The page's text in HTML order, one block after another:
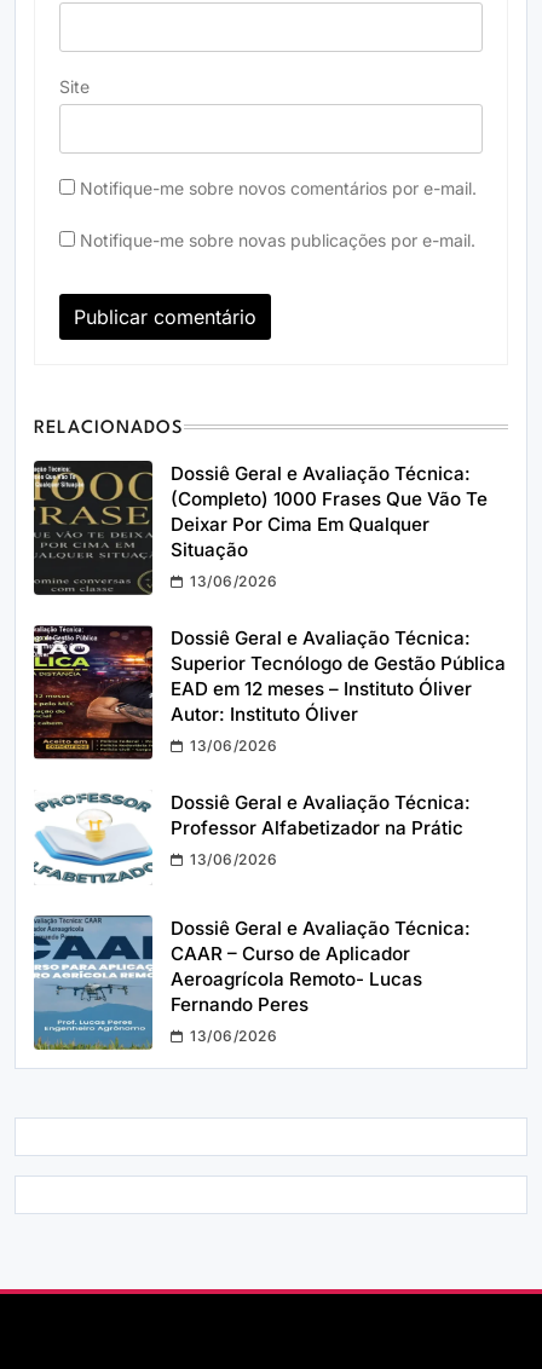
Site
Notifique-me sobre novos comentários por e-mail.
Notifique-me sobre novas publicações por e-mail.
RELACIONADOS
Dossiê Geral e Avaliação Técnica:
(Completo) 1000 Frases Que Vão Te
Deixar Por Cima Em Qualquer
Situação
13/06/2026
Dossiê Geral e Avaliação Técnica:
Superior Tecnólogo de Gestão Pública
EAD em 12 meses – Instituto Óliver
Autor: Instituto Óliver
13/06/2026
Dossiê Geral e Avaliação Técnica:
Professor Alfabetizador na Prátic
13/06/2026
Dossiê Geral e Avaliação Técnica:
CAAR – Curso de Aplicador
Aeroagrícola Remoto- Lucas
Fernando Peres
13/06/2026